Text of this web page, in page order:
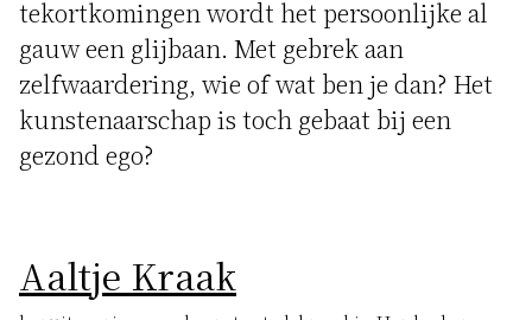
tekortkomingen wordt het persoonlijke al
gauw een glijbaan. Met gebrek aan
zelfwaardering, wie of wat ben je dan? Het
kunstenaarschap is toch gebaat bij een
gezond ego?
Aaltje Kraak